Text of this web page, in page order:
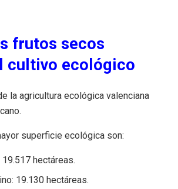
frutos secos
cultivo ecológico
la agricultura ecológica valenciana
superficie ecológica son:
hectáreas.
19.130 hectáreas.